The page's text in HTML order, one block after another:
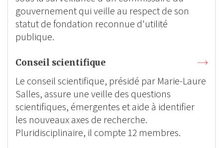
gouvernement qui veille au respect de son
statut de fondation reconnue d'utilité
publique.
Conseil scientifique
Le conseil scientifique, présidé par Marie-Laure
Salles, assure une veille des questions
scientifiques, émergentes et aide à identifier
les nouveaux axes de recherche.
Pluridisciplinaire, il compte 12 membres.